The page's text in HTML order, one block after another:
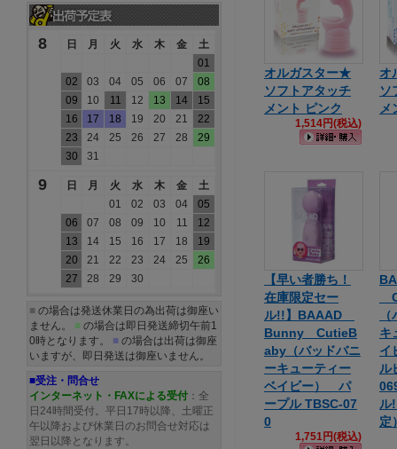
オルガスター★
ソフトアタッチ
メント ピンク
1,514円(税込)
オ
ソ
【早い者勝ち！
在庫限定セー
ル!!】BAAAD
Bunny CutieB
aby（バッドバニ
ーキューティー
ベイビー） パ
ープル TBSC-07
0
1,751円(税込)
キ
イ
ル
ル
定
8 日 月 火 水 木 金
土
01
02
03 04 05 06 07
08
09
10 11 12 13 14
15
16
17 18 19 20 21
22
23
24 25 26 27 28
29
30
31
9 日 月 火 水 木 金
土
01
02 03 04
05
06
07 08 09 10 11
12
13
14 15 16 17 18
19
20
21 22 23 24 25
26
27
28 29 30
■ の場合は発送休業日の為出荷は御座い
ません。 ■ の場合は即日発送締切午前1
0時となります。 ■ の場合は出荷は御座
いますが、即日発送は御座いません。
■受注・問合せ
インターネット・FAXによる受付 ：全
日24時間受付。平日17時以降、土曜正
午以降および休業日のお問合せ対応は
翌日以降となります。